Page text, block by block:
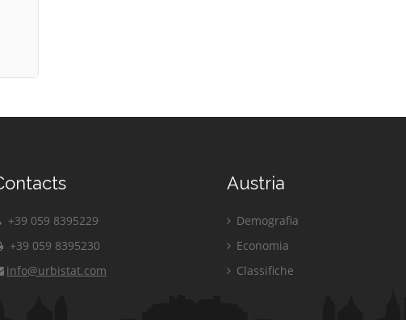
+39 059 8395229
+39 059 8395230
info@urbistat.com
Austria
Demografia
Economia
Classifiche